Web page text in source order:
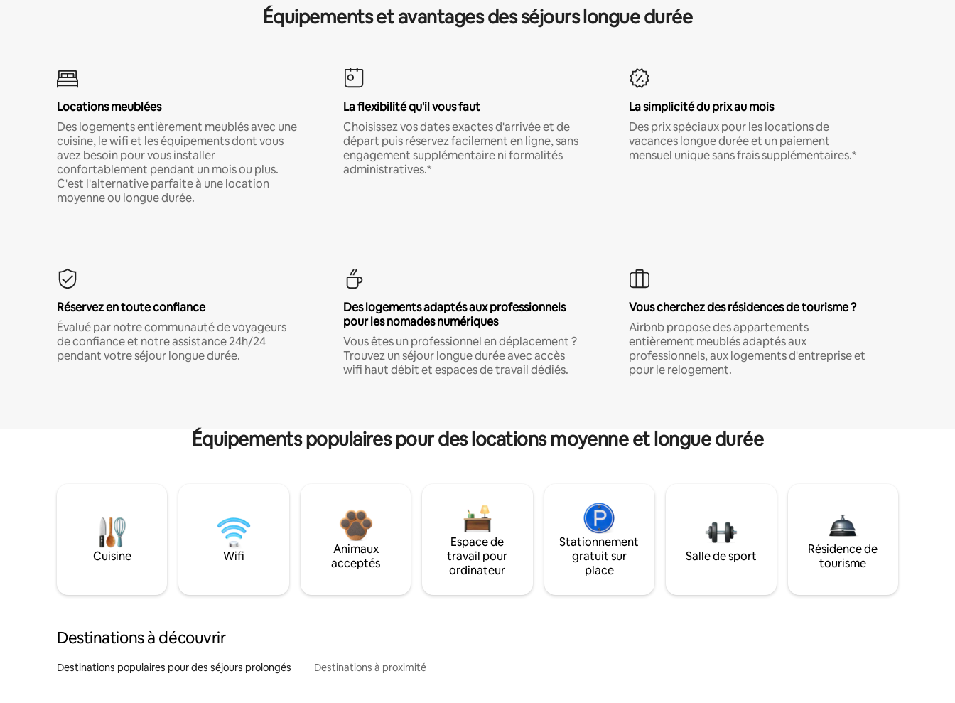
Équipements et avantages des séjours longue durée
Locations meublées
Des logements entièrement meublés avec une
cuisine, le wifi et les équipements dont vous
avez besoin pour vous installer
confortablement pendant un mois ou plus.
C'est l'alternative parfaite à une location
moyenne ou longue durée.
La flexibilité qu'il vous faut
Choisissez vos dates exactes d'arrivée et de
départ puis réservez facilement en ligne, sans
engagement supplémentaire ni formalités
administratives.*
La simplicité du prix au mois
Des prix spéciaux pour les locations de
vacances longue durée et un paiement
mensuel unique sans frais supplémentaires.*
Réservez en toute confiance
Évalué par notre communauté de voyageurs
de confiance et notre assistance 24h/24
pendant votre séjour longue durée.
Des logements adaptés aux professionnels
pour les nomades numériques
Vous êtes un professionnel en déplacement ?
Trouvez un séjour longue durée avec accès
wifi haut débit et espaces de travail dédiés.
Vous cherchez des résidences de tourisme ?
Airbnb propose des appartements
entièrement meublés adaptés aux
professionnels, aux logements d'entreprise et
pour le relogement.
Équipements populaires pour des locations moyenne et longue durée
Cuisine Wifi
Animaux
acceptés
Espace de
travail pour
ordinateur
Stationnement
gratuit sur
place
Salle de sport
Résidence de
tourisme
Destinations à découvrir
Destinations populaires pour des séjours prolongés Destinations à proximité